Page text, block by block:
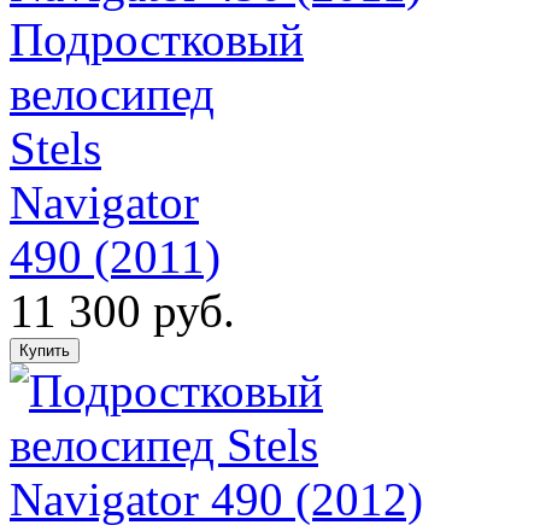
Подростковый
велосипед
Stels
Navigator
490 (2011)
11 300 руб.